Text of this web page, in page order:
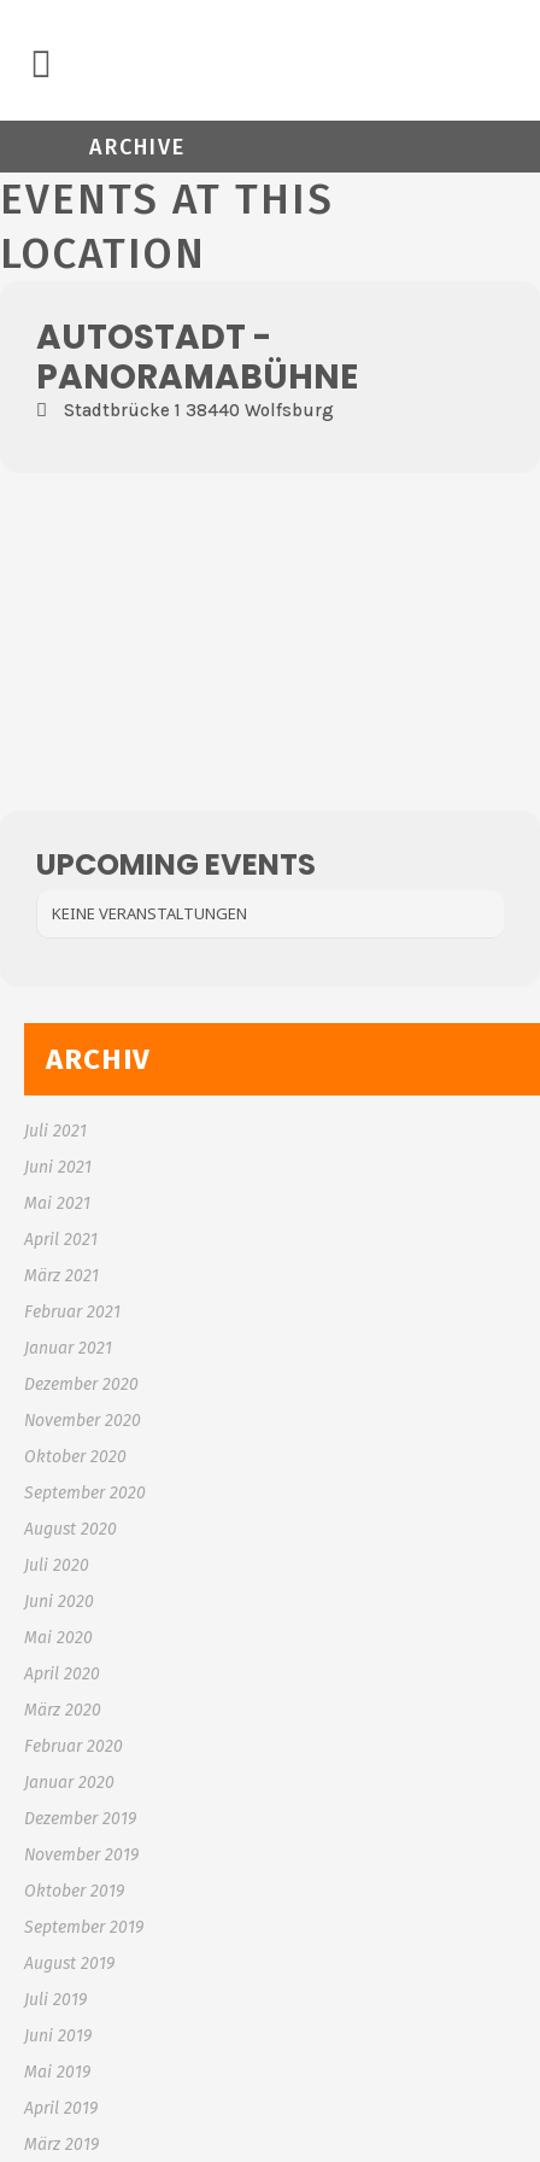
ARCHIVE
EVENTS AT THIS
LOCATION
AUTOSTADT -
PANORAMABÜHNE
Stadtbrücke 1 38440 Wolfsburg
UPCOMING EVENTS
KEINE VERANSTALTUNGEN
ARCHIV
Juli 2021
Juni 2021
Mai 2021
April 2021
März 2021
Februar 2021
Januar 2021
Dezember 2020
November 2020
Oktober 2020
September 2020
August 2020
Juli 2020
Juni 2020
Mai 2020
April 2020
März 2020
Februar 2020
Januar 2020
Dezember 2019
November 2019
Oktober 2019
September 2019
August 2019
Juli 2019
Juni 2019
Mai 2019
April 2019
März 2019